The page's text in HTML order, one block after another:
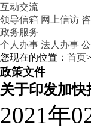
互动交流
领导信箱 网上信访
政务服务
个人办事 法人办事
您现在的位置： 首页>
政策文件
关于印发加
2021年